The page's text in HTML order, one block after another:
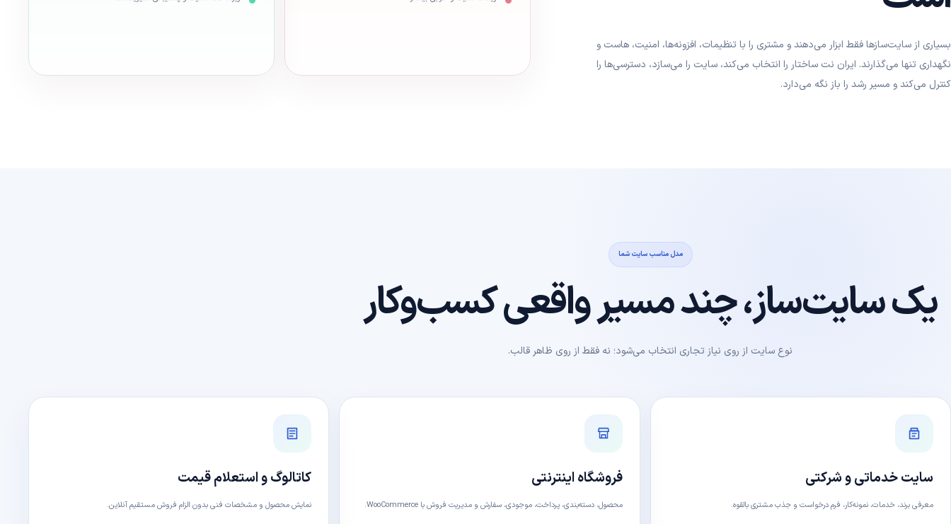
بسیاری از سایت‌سازها فقط ابزار می‌دهند و مشتری را با تنظیمات، افزونه‌ها، امنیت، هاست و
نگهداری تنها می‌گذارند. ایران نت ساختار را انتخاب می‌کند، سایت را می‌سازد، دسترسی‌ها را
کنترل می‌کند و مسیر رشد را باز نگه می‌دارد.
مدل مناسب سایت شما
یک سایت‌ساز، چند مسیر واقعی کسب‌وکار
نوع سایت از روی نیاز تجاری انتخاب می‌شود؛ نه فقط از روی ظاهر قالب.
سایت خدماتی و شرکتی
معرفی برند، خدمات، نمونه‌کار، فرم درخواست و جذب مشتری بالقوه.
فروشگاه اینترنتی
محصول، دسته‌بندی، پرداخت، موجودی، سفارش و مدیریت فروش با WooCommerce.
کاتالوگ و استعلام قیمت
نمایش محصول و مشخصات فنی بدون الزام فروش مستقیم آنلاین.